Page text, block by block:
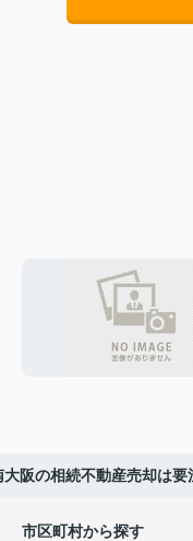
大阪の相続不動産売却は
市区町村から探す